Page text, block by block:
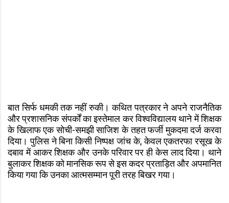
बात सिर्फ धमकी तक नहीं रुकी। कथित पत्रकार ने अपने राजनैतिक
और प्रशासनिक संपर्कों का इस्तेमाल कर विश्वविद्यालय थाने में शिक्षक
के खिलाफ एक सोची-समझी साजिश के तहत फर्जी मुकदमा दर्ज करवा
दिया। पुलिस ने बिना किसी निष्पक्ष जांच के, केवल एकतरफा रसूख के
दबाव में आकर शिक्षक और उनके परिवार पर ही केस लाद दिया। थाने
बुलाकर शिक्षक को मानसिक रूप से इस कदर प्रताड़ित और अपमानित
किया गया कि उनका आत्मसम्मान पूरी तरह बिखर गया।